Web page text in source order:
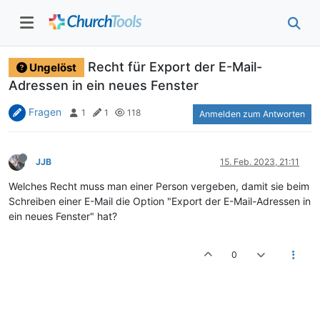
Ungelöst
Recht für Export der E-Mail-
Adressen in ein neues Fenster
Fragen 1 1 118 Anmelden zum Antworten
JJB 15. Feb. 2023, 21:11
Welches Recht muss man einer Person vergeben, damit sie beim
Schreiben einer E-Mail die Option "Export der E-Mail-Adressen in
ein neues Fenster" hat?
0